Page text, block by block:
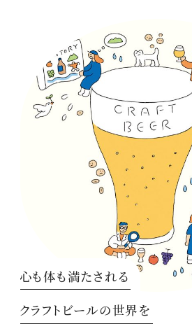
心も体も満たされる
クラフトビールの世界を